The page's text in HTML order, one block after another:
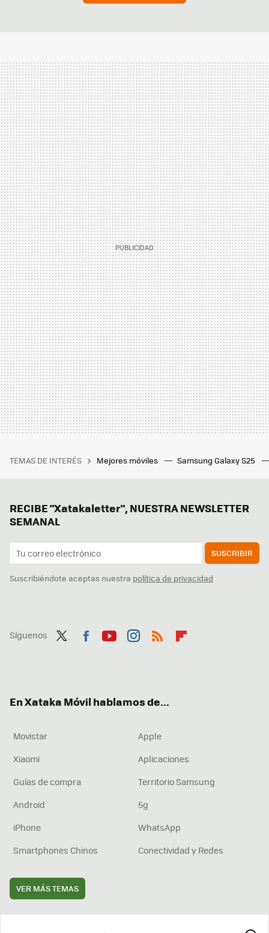
TEMAS DE INTERÉS Mejores móviles Samsung Galaxy S25
RECIBE "Xatakaletter", NUESTRA NEWSLETTER
SEMANAL
SUSCRIBIR
Suscribiéndote aceptas nuestra política de privacidad
Síguenos
En Xataka Móvil hablamos de...
Movistar
Apple
Xiaomi
Aplicaciones
Guías de compra
Territorio Samsung
Android
5g
iPhone
WhatsApp
Smartphones Chinos
Conectividad y Redes
VER MÁS TEMAS